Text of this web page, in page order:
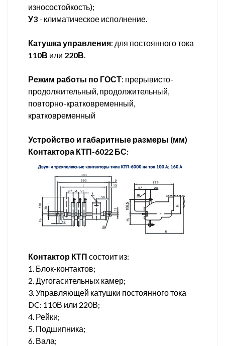
износостойкость);
У3 - климатическое исполнение.
Катушка управления: для постоянного тока
110В или 220В
Режим работы по ГОСТ: прерывисто-
продолжительный, продолжительный,
повторно-кратковременный,
кратковременный
Устройство и габаритные размеры (мм)
Контактора КТП-6022 БС:
Контактор КТП состоит из:
1. Блок-контактов;
2. Дугогасительных камер;
3. Управляющей катушки постоянного тока
DC: 110В или 220В;
4. Рейки;
5. Подшипника;
6. Вала;